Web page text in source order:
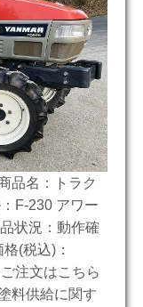
品名：トラク
F-230 アワー
状況：動作確
(税込)：
注文はこちら
料供給に関す